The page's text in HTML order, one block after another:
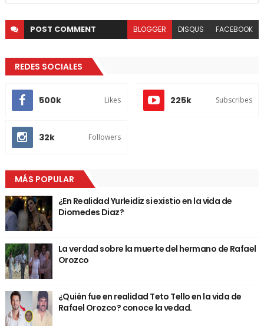
POST COMMENT BLOGGER DISQUS FACEBOOK
REDES SOCIALES
500k Likes 225k Subscribes
32k Followers
MÁS POPULAR
¿En Realidad Yurleidiz si existio en la vida de
Diomedes Diaz?
La verdad sobre la muerte del hermano de Rafael
Orozco
¿Quién fue en realidad Teto Tello en la vida de
Rafael Orozco? conoce la vedad.